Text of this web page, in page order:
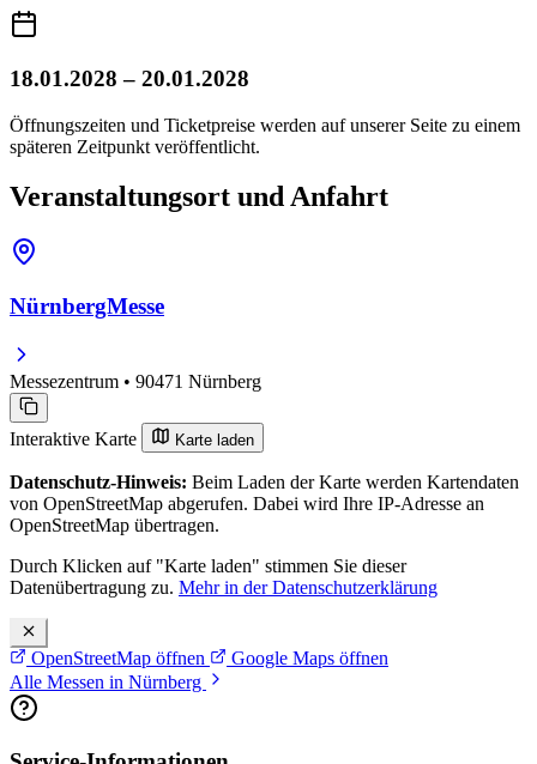
18.01.2028 – 20.01.2028
Öffnungszeiten und Ticketpreise werden auf unserer Seite zu einem
späteren Zeitpunkt veröffentlicht.
Veranstaltungsort und Anfahrt
NürnbergMesse
Messezentrum • 90471 Nürnberg
Interaktive Karte Karte laden
Datenschutz-Hinweis: Beim Laden der Karte werden Kartendaten
von OpenStreetMap abgerufen. Dabei wird Ihre IP-Adresse an
OpenStreetMap übertragen.
Durch Klicken auf "Karte laden" stimmen Sie dieser
Datenübertragung zu. Mehr in der Datenschutzerklärung
OpenStreetMap öffnen
Google Maps öffnen
Alle Messen in Nürnberg